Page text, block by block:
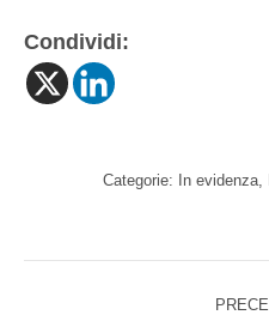
Condividi:
Categorie: In evidenza,